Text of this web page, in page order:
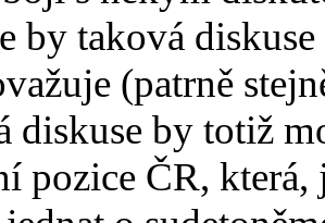
by taková
(patrně
diskuse by totiž
pozice ČR,